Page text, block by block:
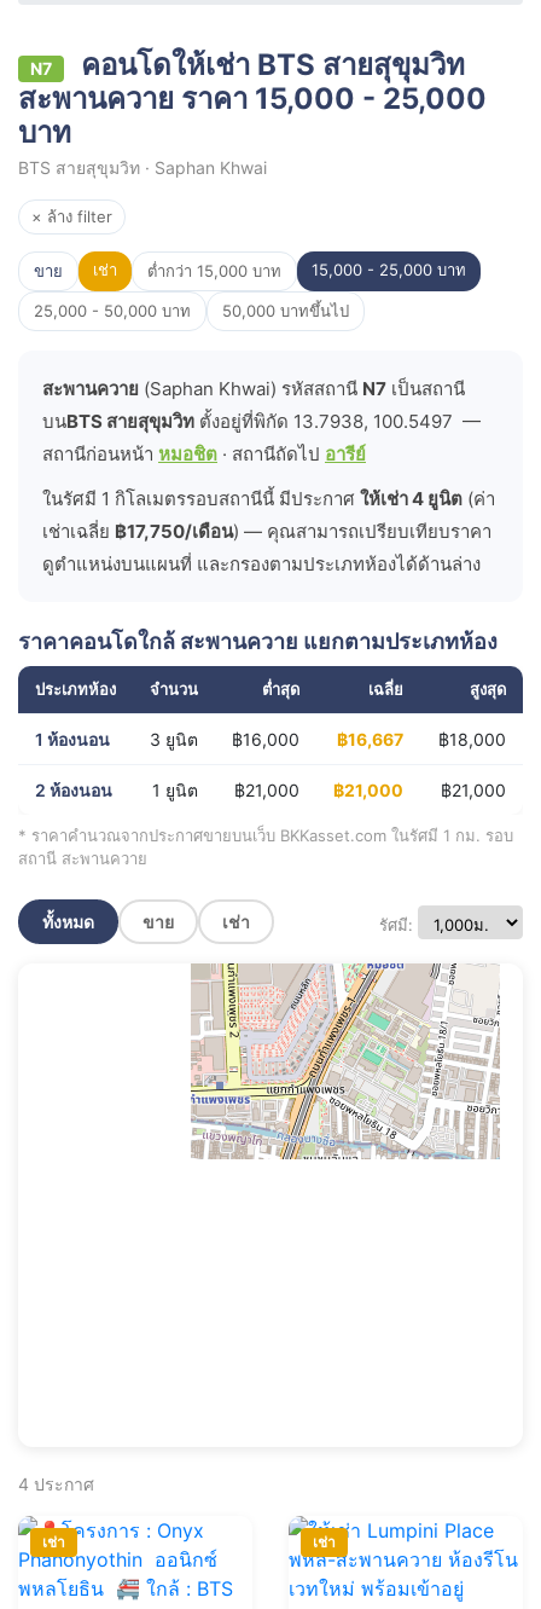
N7
คอนโดให้เช่า BTS สายสุขุมวิท
สะพานควาย ราคา 15,000 - 25,000
บาท
BTS สายสุขุมวิท · Saphan Khwai
× ล้าง filter
ขาย เช่า ต่ำกว่า 15,000 บาท 15,000 - 25,000 บาท
25,000 - 50,000 บาท 50,000 บาทขึ้นไป
สะพานควาย (Saphan Khwai) รหัสสถานี N7 เป็นสถานี
บนBTS สายสุขุมวิท ตั้งอยู่ที่พิกัด 13.7938, 100.5497 —
สถานีก่อนหน้า หมอชิต · สถานีถัดไป อารีย์
ในรัศมี 1 กิโลเมตรรอบสถานีนี้ มีประกาศ ให้เช่า 4 ยูนิต (ค่า
เช่าเฉลี่ย ฿17,750/เดือน) — คุณสามารถเปรียบเทียบราคา
ดูตำแหน่งบนแผนที่ และกรองตามประเภทห้องได้ด้านล่าง
ราคาคอนโดใกล้ สะพานควาย แยกตามประเภทห้อง
ประเภทห้อง จำนวน ต่ำสุด เฉลี่ย สูงสุด
1 ห้องนอน 3 ยูนิต ฿16,000 ฿16,667 ฿18,000
2 ห้องนอน 1 ยูนิต ฿21,000 ฿21,000 ฿21,000
* ราคาคำนวณจากประกาศขายบนเว็บ BKKasset.com ในรัศมี 1 กม. รอบ
สถานี สะพานควาย
ทั้งหมด ขาย เช่า รัศมี:
4 ประกาศ
เช่า เช่า